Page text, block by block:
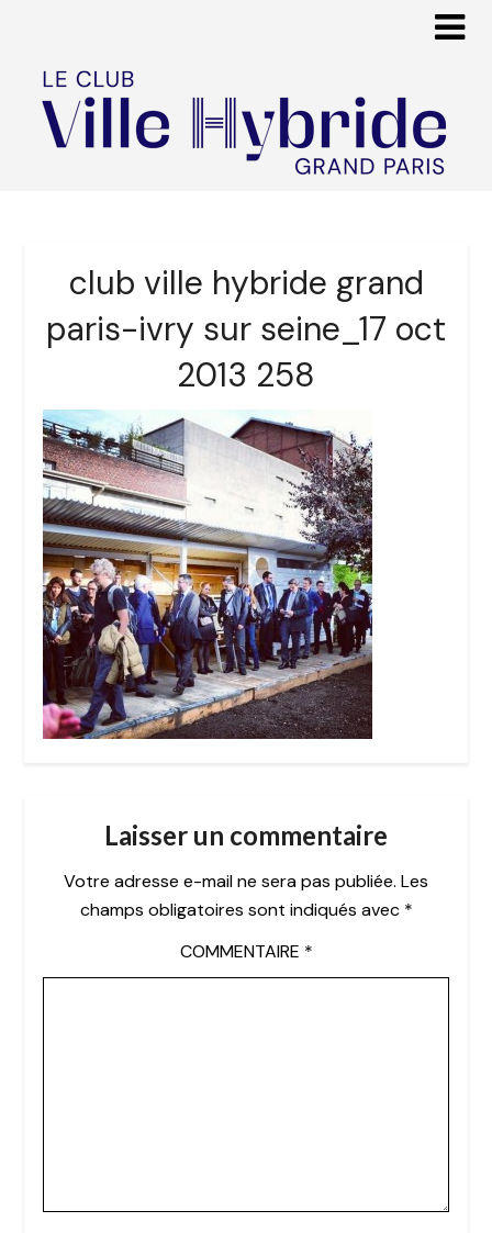
club ville hybride grand
paris-ivry sur seine_17 oct
2013 258
Laisser un commentaire
Votre adresse e-mail ne sera pas publiée. Les
champs obligatoires sont indiqués avec *
COMMENTAIRE *